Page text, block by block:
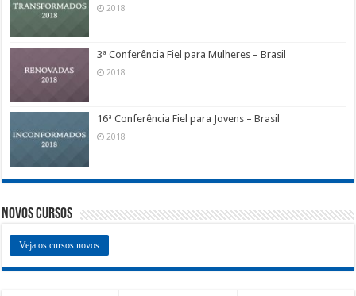
2018
3ª Conferência Fiel para Mulheres – Brasil
2018
16ª Conferência Fiel para Jovens – Brasil
2018
Novos Cursos
Veja os cursos novos